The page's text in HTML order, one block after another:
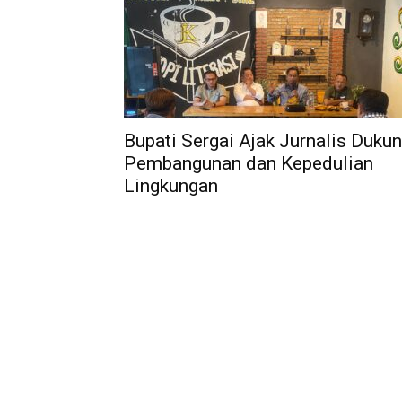
Bupati Sergai Ajak Jurnalis
Pembangunan dan Kepedulian
Lingkungan